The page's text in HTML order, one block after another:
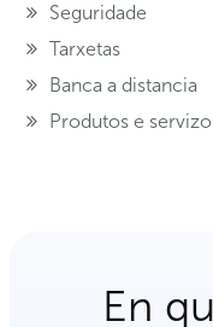
Seguridade
Tarxetas
Banca a distancia
Produtos e
En